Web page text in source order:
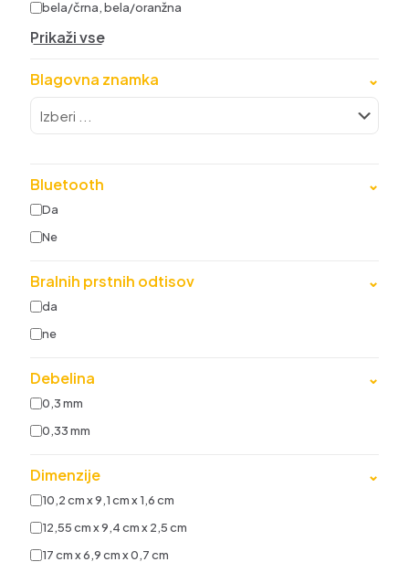
bela/črna, bela/oranžna
Prikaži vse
Blagovna znamka ⌄
Bluetooth ⌄
Da
Ne
Bralnih prstnih odtisov ⌄
da
ne
Debelina ⌄
0,3 mm
0,33 mm
Dimenzije ⌄
10,2 cm x 9,1 cm x 1,6 cm
12,55 cm x 9,4 cm x 2,5 cm
17 cm x 6,9 cm x 0,7 cm